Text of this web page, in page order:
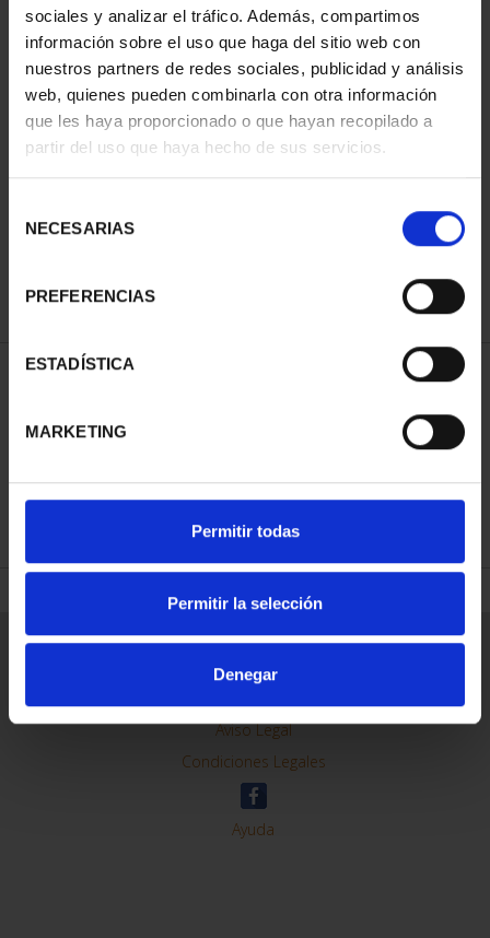
sociales y analizar el tráfico. Además, compartimos
información sobre el uso que haga del sitio web con
nuestros partners de redes sociales, publicidad y análisis
web, quienes pueden combinarla con otra información
que les haya proporcionado o que hayan recopilado a
partir del uso que haya hecho de sus servicios.
NECESARIAS
PREFERENCIAS
ESTADÍSTICA
MARKETING
Permitir todas
Permitir la selección
Denegar
EUROSET 2023
REFINAR
Información General
Contacto
Aviso Legal
Condiciones Legales
Ayuda